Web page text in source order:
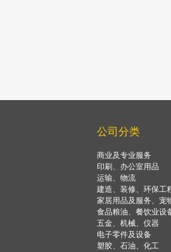
公司分类
商业及专业服务
印刷、办公室用品
运输、物流
建造、装修、环保工
家居用品及服务、宠
食品粮油、餐饮业设
五金、机械、仪器
电子零件及设备
塑胶、石油、化工